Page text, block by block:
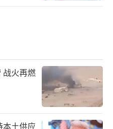
典里，关税真是万能
界的韭菜。
国的逆差。
战火再燃
本土供应